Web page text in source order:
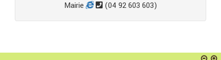
Mairie (04 92 603 603)